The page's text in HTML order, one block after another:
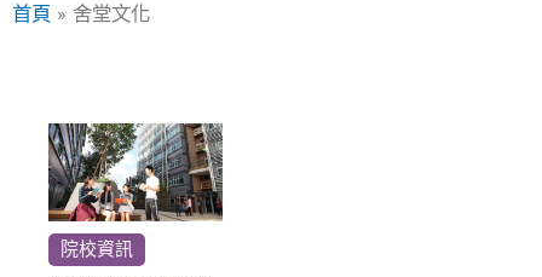
內首頁 舍堂文化
院校資訊